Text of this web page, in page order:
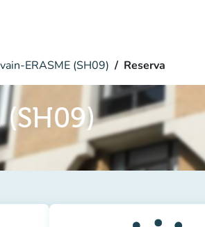
ERASME (SH09) Reserva
(SH09)